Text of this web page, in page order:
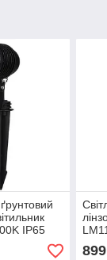
IP65
899